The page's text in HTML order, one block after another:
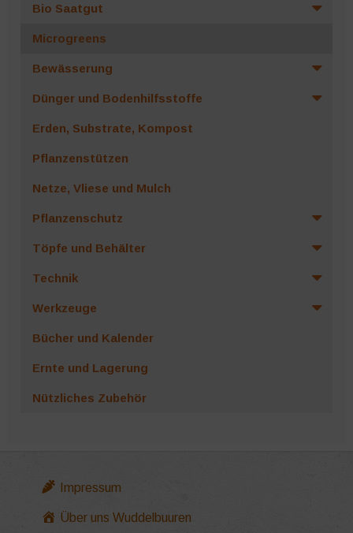
Bio Saatgut
Microgreens
Bewässerung
Dünger und Bodenhilfsstoffe
Erden, Substrate, Kompost
Pflanzenstützen
Netze, Vliese und Mulch
Pflanzenschutz
Töpfe und Behälter
Technik
Werkzeuge
Bücher und Kalender
Ernte und Lagerung
Nützliches Zubehör
Impressum
Über uns Wuddelbuuren